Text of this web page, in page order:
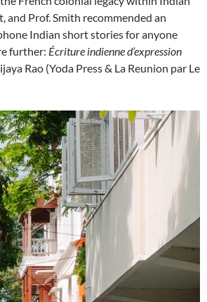
and Prof. Smith recommended an
Indian short stories for anyone
further: Écriture indienne d’expression
Rao (Yoda Press & La Reunion par Le